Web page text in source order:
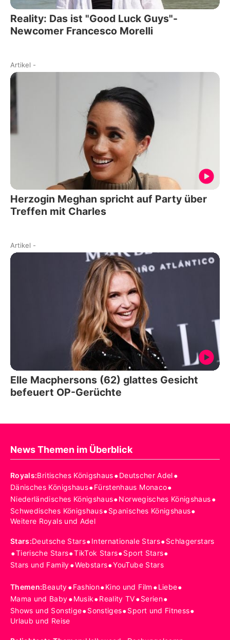
Reality: Das ist "Good Luck Guys"-
Newcomer Francesco Morelli
Artikel -
Herzogin Meghan spricht auf Party über
Treffen mit Charles
Artikel -
Elle Macphersons (62) glattes Gesicht
befeuert OP-Gerüchte
News Themen im Überblick
Royals:Britisches Königshaus•Deutscher Adel•
Dänisches Königshaus•Fürstenhaus Monaco•
Niederländisches Königshaus•Norwegisches Königshaus•
Schwedisches Königshaus•Spanisches Königshaus•
Weitere Royals und Adel
Stars:Deutsche Stars•Internationale Stars•Schlagerstars
•Tierische Stars•TikTok Stars•Sport Stars•
Stars und Family•Webstars•YouTube Stars
Themen:Beauty•Fashion•Kino und Film •Liebe•
Mama und Baby•Musik•Reality TV•Serien•
Shows und Sonstige•Sonstiges•Sport und Fitness•
Urlaub und Reise